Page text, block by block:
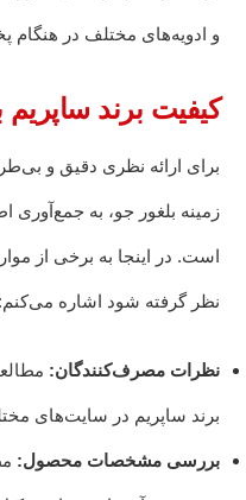
و ادویه‌های مختلف در هنگام
کیفیت برند ساپریم
برای ارائه نظری دقیق و
زمینه بلغور جو، به جمع‌آوری
است. در اینجا به برخی از
نظر گرفته شود اشاره می‌کنم:
نظرات مصرف‌کنندگان:
برند ساپریم در سایت‌های
بررسی مشخصات محصول: